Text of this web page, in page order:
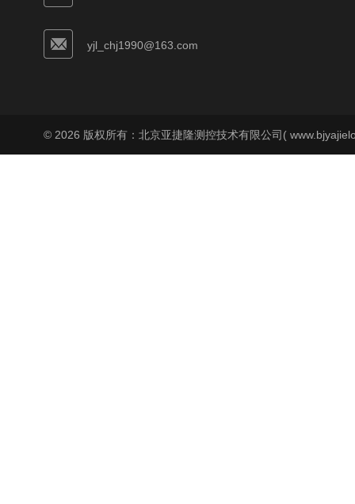
yjl_chj1990@163.com
© 2026 版权所有：北京亚捷隆测控技术有限公司(